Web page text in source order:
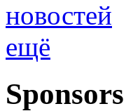
ещё
Sponsors